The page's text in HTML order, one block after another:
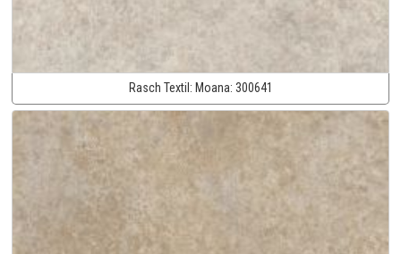
Rasch Textil: Moana: 300641